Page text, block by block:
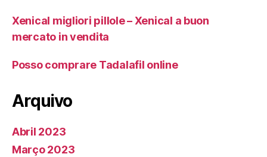
Xenical migliori pillole – Xenical a buon
mercato in vendita
Posso comprare Tadalafil online
Arquivo
Abril 2023
Março 2023